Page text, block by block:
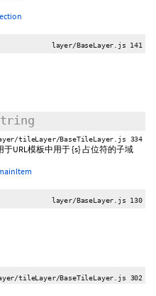
layer/BaseLayer.js 141
tileLayer/BaseTileLayer.js 334
URL模板中用于 {s} 占位符的子域
layer/BaseLayer.js 130
tileLayer/BaseTileLayer.js 302